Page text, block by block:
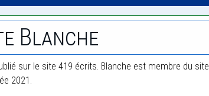
Blanche
sur le site 419 écrits. Blanche est membre du site
2021.